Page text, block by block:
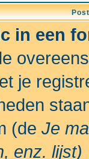
in een
je
(de Je
enz. lijst)